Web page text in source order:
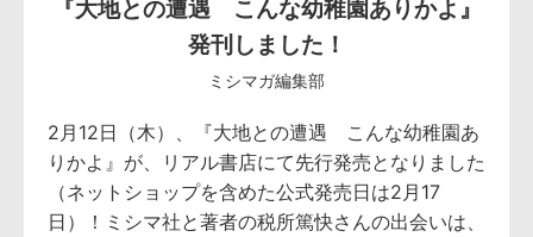
『大地との遭遇 こんな幼稚園ありかよ』
発刊しました！
ミシマガ編集部
2月12日（木）、『大地との遭遇 こんな幼稚園あ
りかよ』が、リアル書店にて先行発売となりました
（ネットショップを含めた公式発売日は2月17
日）！ミシマ社と著者の税所篤快さんの出会いは、